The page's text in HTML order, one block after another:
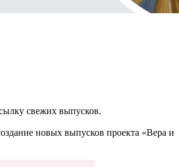
свежих выпусков.
новых выпусков проекта «Вера и